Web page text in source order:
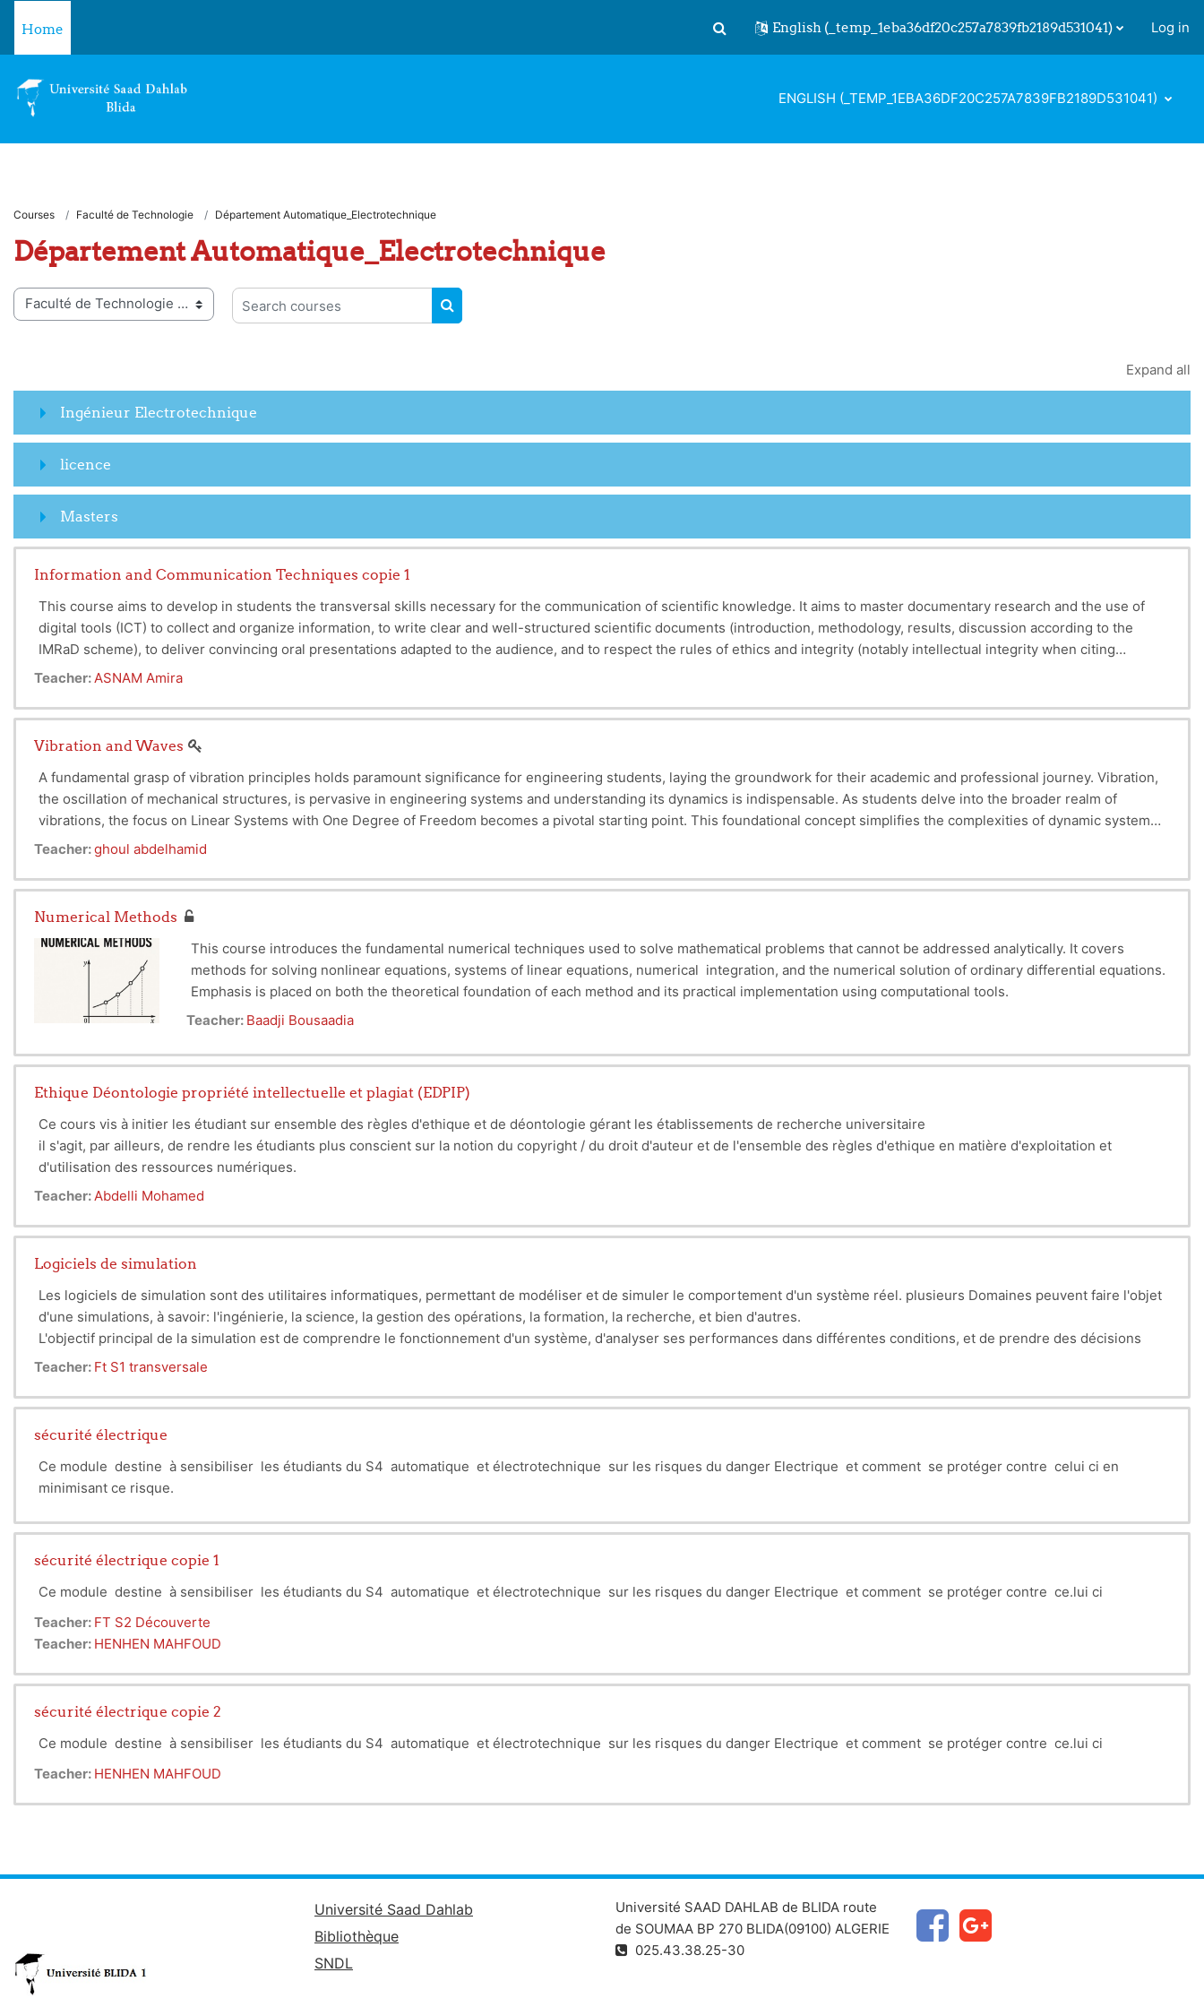
Home
Toggle search input
English ‎(_temp_1eba36df20c257a7839fb2189d531041)‎ Log in
ENGLISH ‎(_TEMP_1EBA36DF20C257A7839FB2189D531041)‎
Courses Faculté de Technologie Département Automatique_Electrotechnique
Département Automatique_Electrotechnique
Search courses
SEARCH COURSES
Expand all
Ingénieur Electrotechnique
licence
Masters
Information and Communication Techniques copie 1
This course aims to develop in students the transversal skills necessary for the communication of scientific knowledge. It aims to master documentary research and the use of
digital tools (ICT) to collect and organize information, to write clear and well-structured scientific documents (introduction, methodology, results, discussion according to the
IMRaD scheme), to deliver convincing oral presentations adapted to the audience, and to respect the rules of ethics and integrity (notably intellectual integrity when citing
sources). The course emphasizes clarity and conciseness of scientific style – writing must be “precise, clear, concise” – as well as the ethics of communication (avoiding
Dr. ASNAM A.
Teacher:ASNAM Amira
Vibration and Waves
A fundamental grasp of vibration principles holds paramount significance for engineering students, laying the groundwork for their academic and professional journey. Vibration,
the oscillation of mechanical structures, is pervasive in engineering systems and understanding its dynamics is indispensable. As students delve into the broader realm of
vibrations, the focus on Linear Systems with One Degree of Freedom becomes a pivotal starting point. This foundational concept simplifies the complexities of dynamic systems,
offering a gateway for students to comprehend the intricacies of vibrations. The necessity of mastering these principles becomes evident not only for theoretical understanding
but also for their direct application in solving real-world engineering challenges. This course underscores the crucial role of vibration principles, starting from their general
concept and leading to the essential study of Linear Systems with One Degree of Freedom, as students embark on their academic and professional engineering pursuits.
Teacher:ghoul abdelhamid
Numerical Methods
This course introduces the fundamental numerical techniques used to solve mathematical problems that cannot be addressed analytically. It covers
methods for solving nonlinear equations, systems of linear equations, numerical integration, and the numerical solution of ordinary differential equations.
Emphasis is placed on both the theoretical foundation of each method and its practical implementation using computational tools.
Dr.Baadji Bousaadia
Teacher: Baadji Bousaadia
Ethique Déontologie propriété intellectuelle et plagiat (EDPIP)
Ce cours vis à initier les étudiant sur ensemble des règles d'ethique et de déontologie gérant les établissements de recherche universitaire
il s'agit, par ailleurs, de rendre les étudiants plus conscient sur la notion du copyright / du droit d'auteur et de l'ensemble des règles d'ethique en matière d'exploitation et
d'utilisation des ressources numériques.
Quelles sont les techniques utilisées pour ne pas commettre des actes de plagiat volontaires ou involontaires....etc.
Teacher:Abdelli Mohamed
Logiciels de simulation
Les logiciels de simulation sont des utilitaires informatiques, permettant de modéliser et de simuler le comportement d'un système réel. plusieurs Domaines peuvent faire l'objet
d'une simulations, à savoir: l'ingénierie, la science, la gestion des opérations, la formation, la recherche, et bien d'autres.
L'objectif principal de la simulation est de comprendre le fonctionnement d'un système, d'analyser ses performances dans différentes conditions, et de prendre des décisions
adéquates basées sur ces analyses.
Teacher: Ft S1 transversale
sécurité électrique
Ce module destine à sensibiliser les étudiants du S4 automatique et électrotechnique sur les risques du danger Electrique et comment se protéger contre celui ci en
minimisant ce risque.
sécurité électrique copie 1
Ce module destine à sensibiliser les étudiants du S4 automatique et électrotechnique sur les risques du danger Electrique et comment se protéger contre ce.lui ci
Teacher: FT S2 Découverte
Teacher: HENHEN MAHFOUD
sécurité électrique copie 2
Ce module destine à sensibiliser les étudiants du S4 automatique et électrotechnique sur les risques du danger Electrique et comment se protéger contre ce.lui ci
Teacher: HENHEN MAHFOUD
Université Saad Dahlab
Bibliothèque
SNDL
Université SAAD DAHLAB de BLIDA route
de SOUMAA BP 270 BLIDA(09100) ALGERIE
025.43.38.25-30